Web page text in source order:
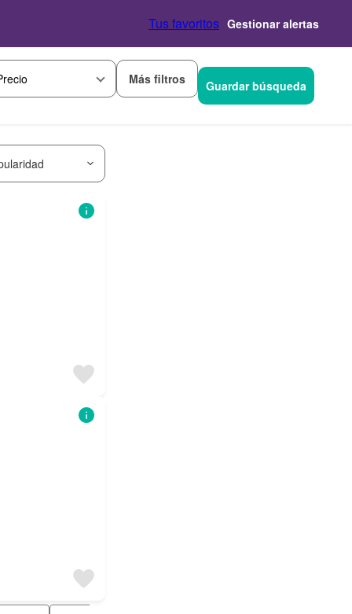
Tus favoritos Gestionar alertas
Más filtros Guardar búsqueda